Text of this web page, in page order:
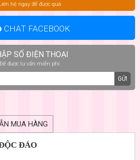
hệ ngay để được quà
CHAT FACEBOOK
SỐ ĐIỆN THOẠI
Để được tư vấn miễn phí
GỬI
MUA HÀNG
ĐÁO